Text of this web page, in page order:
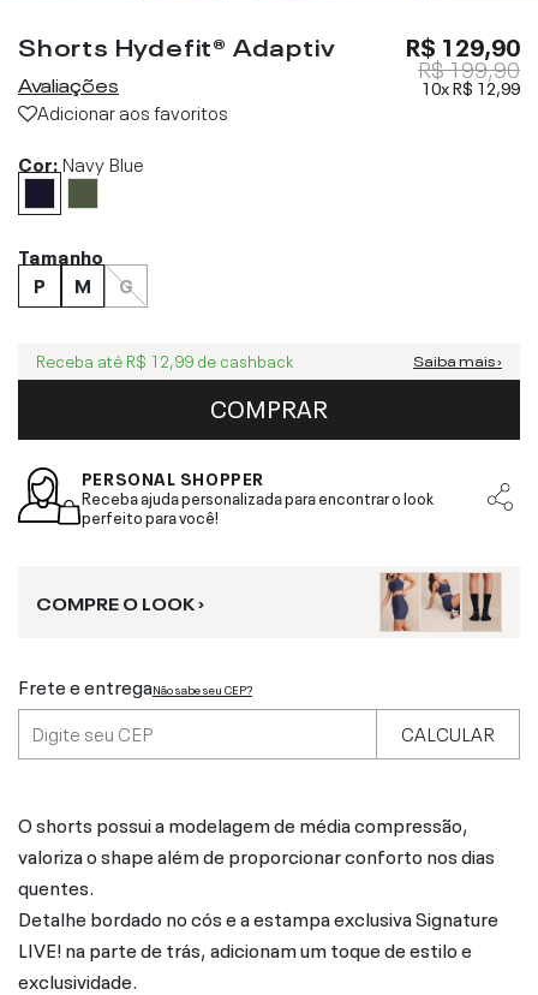
Shorts Hydefit® Adaptiv
Avaliações
Adicionar aos favoritos
R$ 129,90
R$ 199,90
10xR$ 12,99
Cor:Navy Blue
Tamanho
P
M G
Receba até R$ 12,99 de cashback Saiba mais ›
COMPRAR
PERSONAL SHOPPER
Receba ajuda personalizada para encontrar o look
perfeito para você!
COMPRE O LOOK ›
Frete e entregaNão sabe seu CEP?
CALCULAR
O shorts possui a modelagem de média compressão,
valoriza o shape além de proporcionar conforto nos dias
quentes.
Detalhe bordado no cós e a estampa exclusiva Signature
LIVE! na parte de trás, adicionam um toque de estilo e
exclusividade.